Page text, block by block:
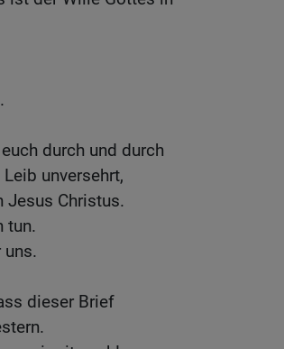
durch und durch
unversehrt,
Jesus Christus.
tun.
uns.
dieser Brief